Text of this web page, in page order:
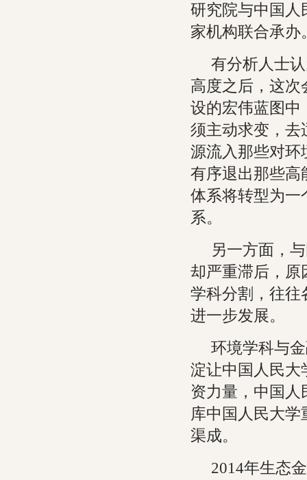
研究院与中国人
家机构联合承办
有分析人士
高度之后，这次
设的宏伟蓝图中
须主动求变，去
源流入那些对环
有序退出那些高
体系将转型为一
系。
另一方面，
却严重滞后，原
学科分割，往往
进一步发展。
环境学科与
淀让中国人民大
资力量，中国人
库中国人民大
渠成。
2014年生态